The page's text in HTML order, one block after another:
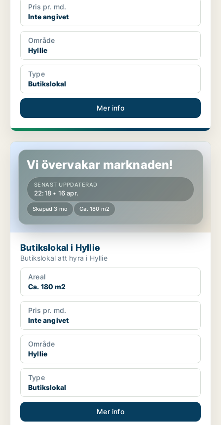
Pris pr. md.
Inte angivet
Område
Hyllie
Type
Butikslokal
Mer info
Butikslokal i Hyllie
Vi övervakar marknaden!
SENAST UPPDATERAD
22:18 • 16 apr.
Skapad 3 mo Ca. 180 m2
Butikslokal i Hyllie
Butikslokal att hyra i Hyllie
Areal
Ca. 180 m2
Pris pr. md.
Inte angivet
Område
Hyllie
Type
Butikslokal
Mer info